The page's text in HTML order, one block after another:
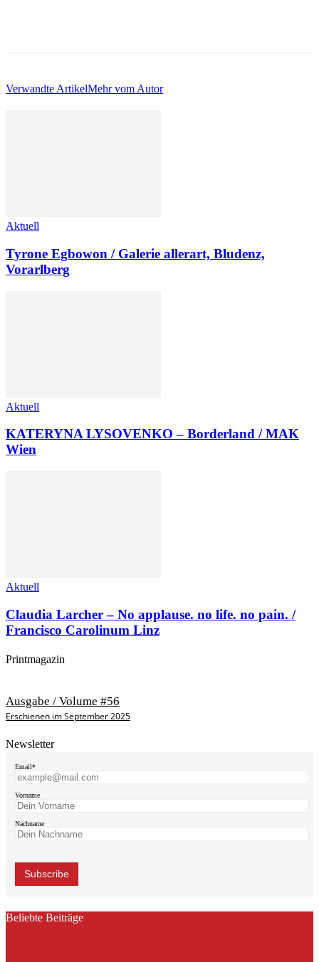
Verwandte ArtikelMehr vom Autor
Aktuell
Tyrone Egbowon / Galerie allerart, Bludenz,
Vorarlberg
Aktuell
KATERYNA LYSOVENKO – Borderland / MAK
Wien
Aktuell
Claudia Larcher – No applause. no life. no pain. /
Francisco Carolinum Linz
Printmagazin
Ausgabe / Volume #56
Erschienen im September 2025
Newsletter
Email*
Vorname
Nachname
Beliebte Beiträge